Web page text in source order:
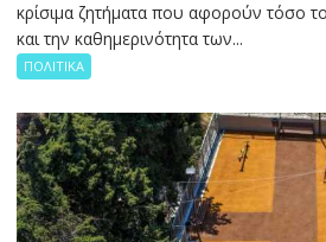
κρίσιμα ζητήματα που αφορούν τόσο
και την καθημερινότητα των...
ΠΟΛΙΤΙΚΑ